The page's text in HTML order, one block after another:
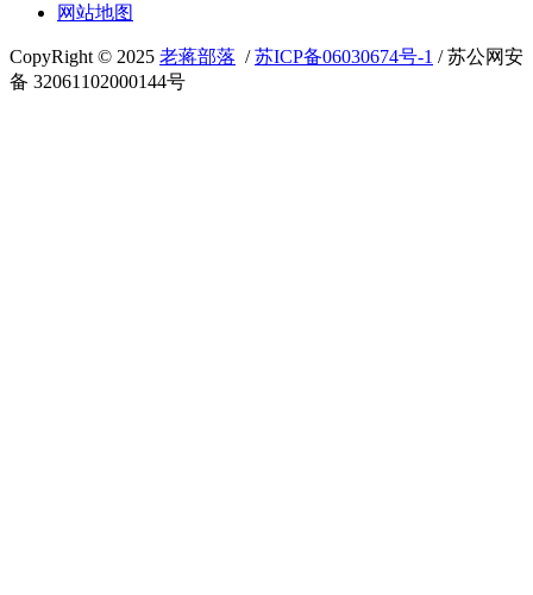
网站地图
CopyRight © 2025 老蒋部落 /苏ICP备06030674号-1 / 苏公网安
备 32061102000144号